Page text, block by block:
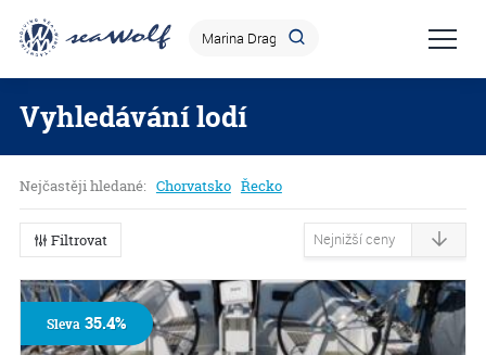
Vyhledávání lodí
Nejčastěji hledané: Chorvatsko Řecko
Filtrovat
Sleva35.4%